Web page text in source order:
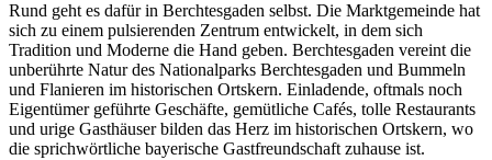
Rund geht es dafür in Berchtesgaden selbst. Die Marktgemeinde hat
sich zu einem pulsierenden Zentrum entwickelt, in dem sich
Tradition und Moderne die Hand geben. Berchtesgaden vereint die
unberührte Natur des Nationalparks Berchtesgaden und Bummeln
und Flanieren im historischen Ortskern. Einladende, oftmals noch
Eigentümer geführte Geschäfte, gemütliche Cafés, tolle Restaurants
und urige Gasthäuser bilden das Herz im historischen Ortskern, wo
die sprichwörtliche bayerische Gastfreundschaft zuhause ist.